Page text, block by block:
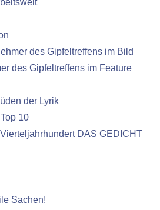
des Gipfeltreffens im Bild
des Gipfeltreffens im Feature
der Lyrik
10
DAS GEDICHT
Sachen!